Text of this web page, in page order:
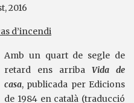
2016
d’incendi
Amb un quart de segle de
retard ens arriba Vida de
casa, publicada per Edicions
de 1984 en català (traducció